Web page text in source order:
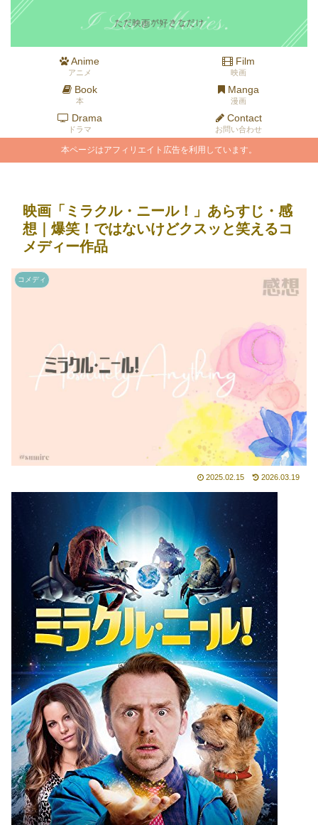
Anime
アニメ
Film
映画
Book
本
Manga
漫画
Drama
ドラマ
Contact
お問い合わせ
本ページはアフィリエイト広告を利用しています。
映画「ミラクル・ニール！」あらすじ・感
想｜爆笑！ではないけどクスッと笑えるコ
メディー作品
コメディ
2025.02.15 2026.03.19